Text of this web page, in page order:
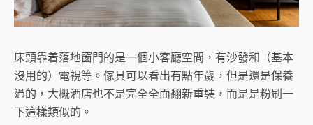
床頭靠着落地窗門的是一個小客廳空間，有沙發和（基本
沒用的）電視等。傢具可以看出有點年歲，但是還是保養
過的，大概酒店也不是完全全面翻新重裝，而是是粉刷一
下這樣類似的。